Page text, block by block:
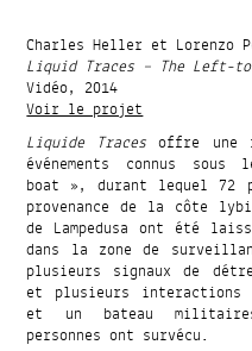
Charles Heller et Lorenzo
Liquid Traces – The Left-
Vidéo, 2014
Voir le projet
Liquide Traces offre une
événements connus
boat », durant lequel 72
provenance de la côte
de Lampedusa ont été
dans la zone de
plusieurs signaux de
et plusieurs interactions
et un bateau
personnes ont survécu.